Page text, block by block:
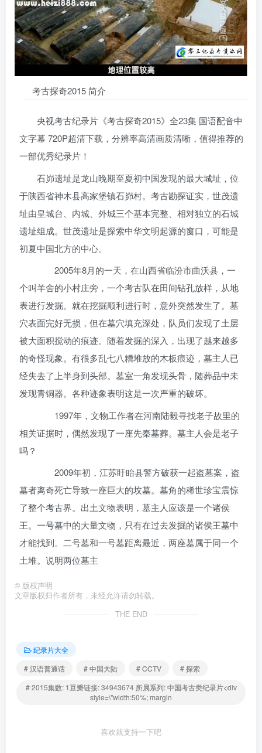
考古探奇2015 简介
央视考古纪录片《考古探奇2015》全23集 国语配音中
文字幕 720P超清下载，分辨率高清画质清晰，值得推荐的
一部优秀纪录片！
石峁遗址是龙山晚期至夏初中国发现的最大城址，位
于陕西省神木县高家堡镇石峁村。考古勘探证实，世茂遗
址由皇城台、内城、外城三个基本完整、相对独立的石城
遗址组成。世茂遗址是探索中华文明起源的窗口，可能是
初夏中国北方的中心。
2005年8月的一天，在山西省临汾市曲沃县，一
个叫羊舍的小村庄旁，一个考古队在田间钻孔放样，从地
表进行发掘。就在挖掘顺利进行时，意外突然发生了。墓
穴表面完好无损，但在墓穴填充深处，队员们发现了土层
被大面积搅动的痕迹。随着发掘的深入，出现了越来越多
的奇怪现象。有很多乱七八糟堆放的木板痕迹，墓主人已
经失去了上半身到头部。墓室一角发现头骨，随葬品中未
发现青铜器。各种迹象表明这是一次严重的破坏。
1997年，文物工作者在河南陆毅寻找老子故里的
相关证据时，偶然发现了一座先秦墓葬。墓主人会是老子
吗？
2009年初，江苏盱眙县警方破获一起盗墓案，盗
墓者离奇死亡导致一座巨大的坟墓。墓角的稀世珍宝震惊
了整个考古界。出土文物表明，墓主人应该是一个诸侯
王。一号墓中的大量文物，只有在过去发掘的诸侯王墓中
才能找到。二号墓和一号墓距离最近，两座墓属于同一个
土堆。说明两位墓主
© 版权声明
文章版权归作者所有，未经允许请勿转载。
THE END
纪录片大全
# 汉语普通话
# 中国大陆 # CCTV
# 探索
# 2015集数: 1豆瓣链接: 34943674 所属系列: 中国考古类纪录片<div
style=\"width:50%; margin
喜欢就支持一下吧